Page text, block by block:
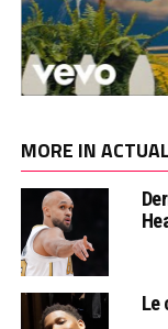
MORE IN
Le